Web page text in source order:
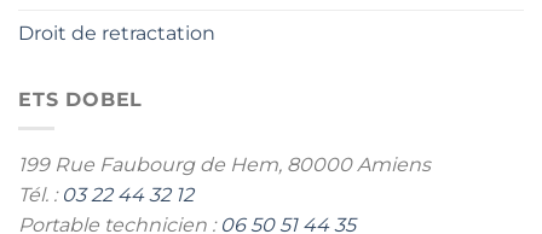
Droit de retractation
ETS DOBEL
199 Rue Faubourg de Hem, 80000 Amiens
Tél. : 03 22 44 32 12
Portable technicien : 06 50 51 44 35